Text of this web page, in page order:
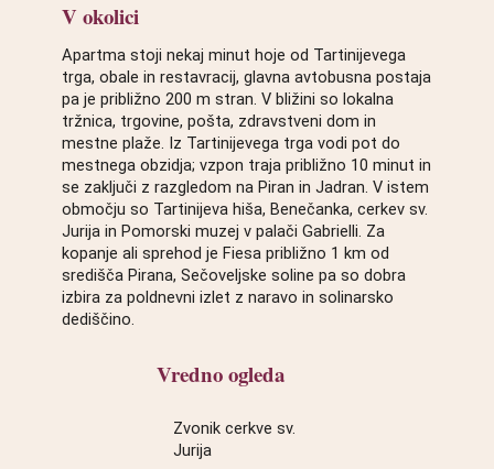
V okolici
Apartma stoji nekaj minut hoje od Tartinijevega
trga, obale in restavracij, glavna avtobusna postaja
pa je približno 200 m stran. V bližini so lokalna
tržnica, trgovine, pošta, zdravstveni dom in
mestne plaže. Iz Tartinijevega trga vodi pot do
mestnega obzidja; vzpon traja približno 10 minut in
se zaključi z razgledom na Piran in Jadran. V istem
območju so Tartinijeva hiša, Benečanka, cerkev sv.
Jurija in Pomorski muzej v palači Gabrielli. Za
kopanje ali sprehod je Fiesa približno 1 km od
središča Pirana, Sečoveljske soline pa so dobra
izbira za poldnevni izlet z naravo in solinarsko
dediščino.
Vredno ogleda
Zvonik cerkve sv.
Jurija